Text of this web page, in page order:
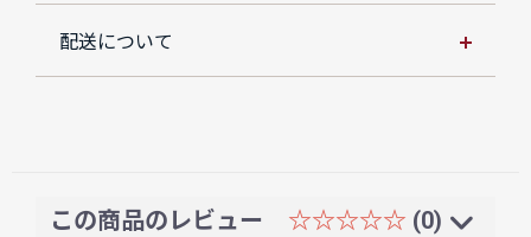
配送について
この商品のレビュー ☆☆☆☆☆ (0)